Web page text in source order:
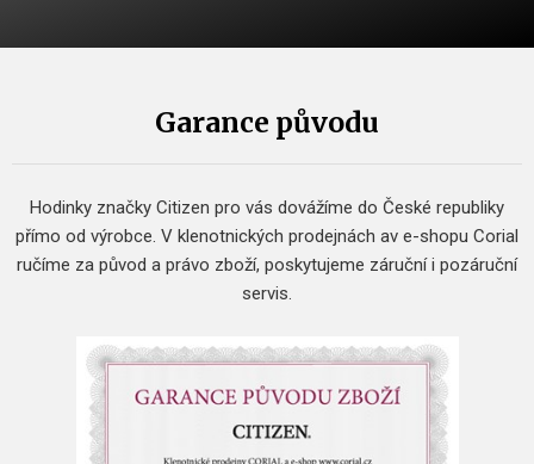
Garance původu
Hodinky značky Citizen pro vás dovážíme do České republiky
přímo od výrobce. V klenotnických prodejnách av e-shopu Corial
ručíme za původ a právo zboží, poskytujeme záruční i pozáruční
servis.